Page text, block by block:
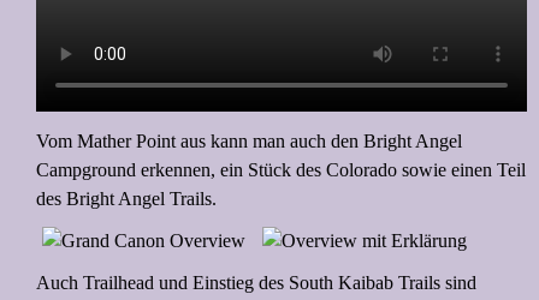
Vom Mather Point aus kann man auch den Bright Angel
Campground erkennen, ein Stück des Colorado sowie einen Teil
des Bright Angel Trails.
Auch Trailhead und Einstieg des South Kaibab Trails sind